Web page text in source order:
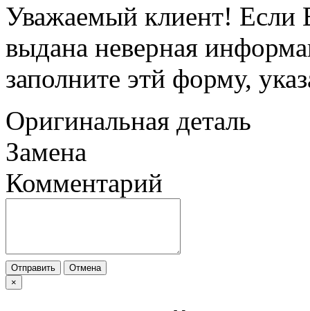
Уважаемый клиент! Если
выдана неверная
заполните этй форму,
Оригинальная деталь
Замена
Комментарий
Отправить
Отмена
×